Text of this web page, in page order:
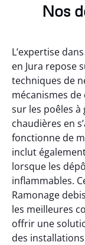
Nos
L’expertise
en Jura repose
techniques de
mécanismes
sur les poêles
chaudières en
fonctionne de
inclut
lorsque les
inflammables.
Ramonage
les meilleures
offrir une
des